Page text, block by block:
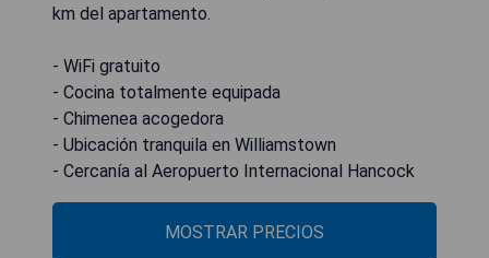
km del apartamento.
- WiFi gratuito
- Cocina totalmente equipada
- Chimenea acogedora
- Ubicación tranquila en Williamstown
- Cercanía al Aeropuerto Internacional Hancock
MOSTRAR PRECIOS